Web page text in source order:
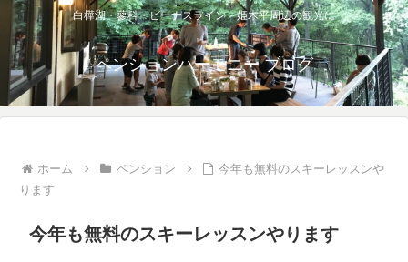
白樺湖・蓼科・ビーナスライン・姫木平周辺の観光に
ペンションハーモニー ブログ
ホーム ペンション
今年も無料のスキーレッスンや
ります
今年も無料のスキーレッスンやります